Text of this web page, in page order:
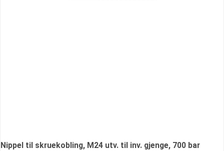
Nippel til skruekobling, M24 utv. til inv. gjenge, 700 bar